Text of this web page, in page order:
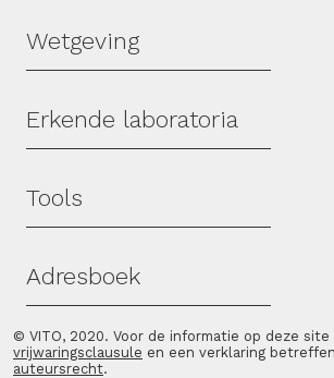
Wetgeving
Erkende laboratoria
Tools
Adresboek
© VITO, 2020. Voor de informatie op deze site
vrijwaringsclausule en een verklaring
auteursrecht.